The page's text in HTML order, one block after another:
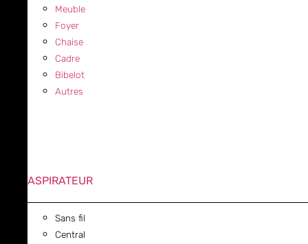
Meuble
Foyer
Chaise
Cadre
Bibelot
Autres
ASPIRATEUR
Sans fil
Central